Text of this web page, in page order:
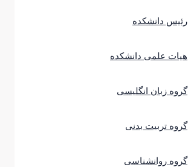
رئیس دانشکده
هیات علمی دانشکده
گروه زبان انگلیسی
گروه تربیت بدنی
گروه روانشناسی